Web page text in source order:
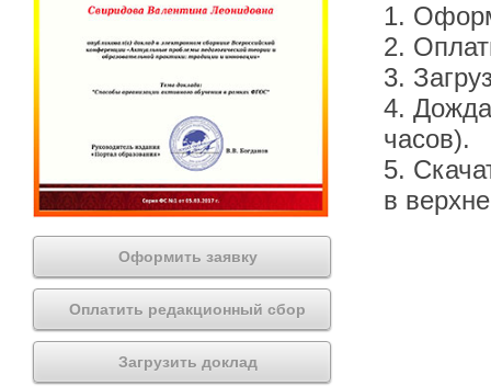
Оформить заявку
Оплатить редакционный сбор
Загрузить доклад
1.
2.
3.
4.
часов).
5.
в